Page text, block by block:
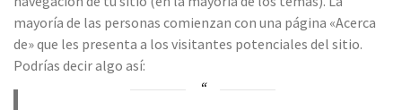
mayoría de las personas comienzan con una página «Acerca
de» que les presenta a los visitantes potenciales del sitio.
Podrías decir algo así: